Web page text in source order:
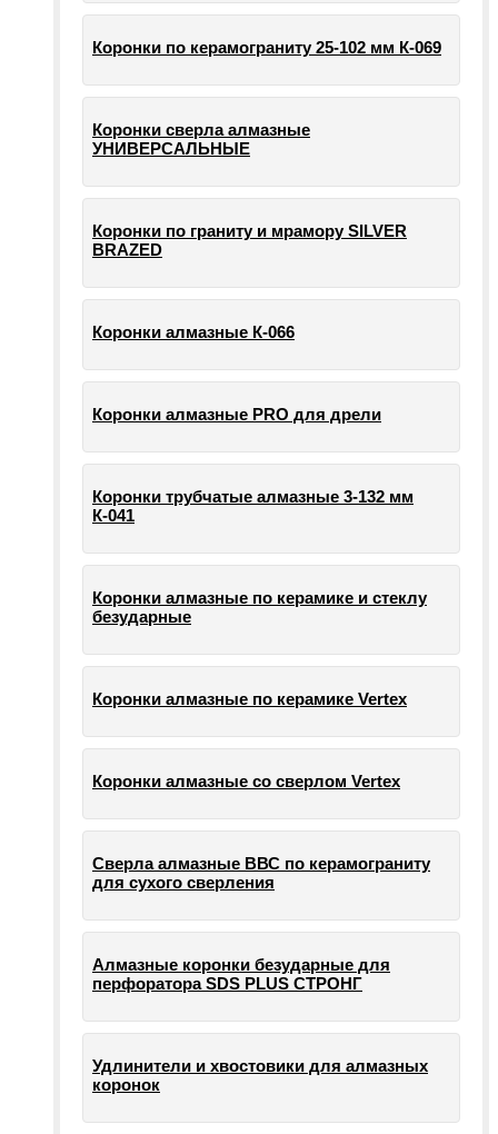
Коронки по керамограниту 25-102 мм К-069
Коронки сверла алмазные
УНИВЕРСАЛЬНЫЕ
Коронки по граниту и мрамору SILVER
BRAZED
Коронки алмазные К-066
Коронки алмазные PRO для дрели
Коронки трубчатые алмазные 3-132 мм
К-041
Коронки алмазные по керамике и стеклу
безударные
Коронки алмазные по керамике Vertex
Коронки алмазные со сверлом Vertex
Сверла алмазные ВВС по керамограниту
для сухого сверления
Алмазные коронки безударные для
перфоратора SDS PLUS СТРОНГ
Удлинители и хвостовики для алмазных
коронок